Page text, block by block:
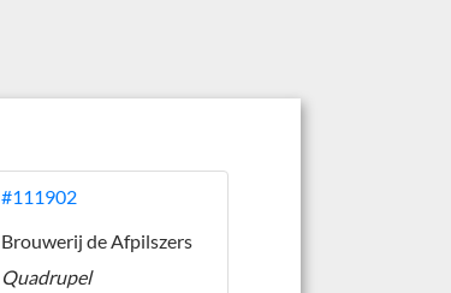
#111902
Brouwerij de Afpilszers
Quadrupel